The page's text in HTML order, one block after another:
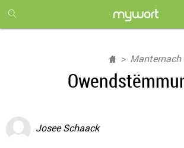
month
free
Manternach
Josee Schaack